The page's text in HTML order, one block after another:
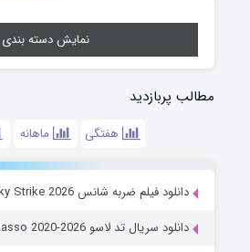
نمایش دسته بندی
مطالب پربازدید
هفتگی ماهانه
دانلود فیلم ضربه شانس Lucky Strike 2026
دانلود سریال تد لاسو Ted Lasso 2020-2026